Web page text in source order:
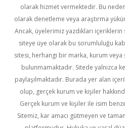
olarak hizmet vermektedir. Bu
olarak denetleme veya araştırma
Ancak, üyelerimiz yazdıkları
siteye üye olarak bu sorumluluğu
sitesi, herhangi bir marka, kurum veya
bulunmamaktadır. Sitede yalnızca
paylaşılmaktadır. Burada yer alan
olup, gerçek kurum ve kişiler
Gerçek kurum ve kişiler ile isim
Sitemiz, kar amacı gütmeyen ve